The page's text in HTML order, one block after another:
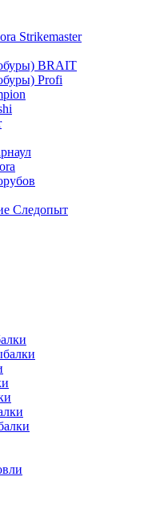
Strikemaster
BRAIT
Profi
Следопыт